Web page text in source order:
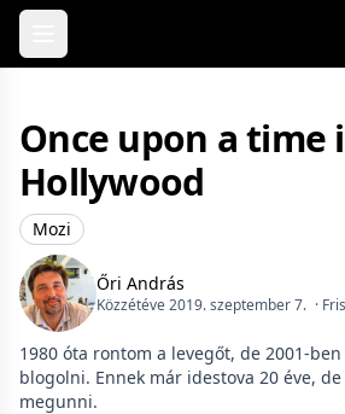
Skip to content
Once upon a time
Hollywood
Mozi
Őri András
Közzétéve 2019. szeptember 7. ·
1980 óta rontom a levegőt, de 2001-
blogolni. Ennek már idestova 20 éve,
megunni.